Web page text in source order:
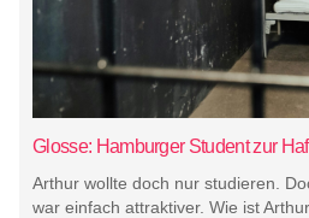
Glosse: Hamburger Student zur
Arthur wollte doch nur studieren.
war einfach attraktiver. Wie ist